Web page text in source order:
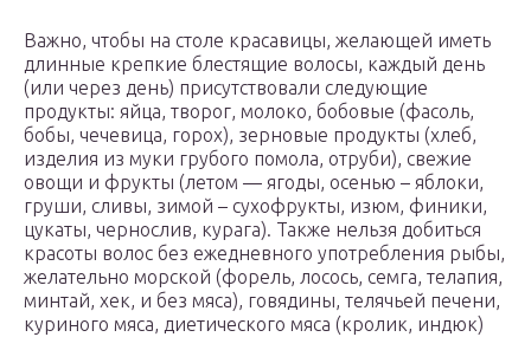
Важно, чтобы на столе красавицы, желающей иметь
длинные крепкие блестящие волосы, каждый день
(или через день) присутствовали следующие
продукты: яйца, творог, молоко, бобовые (фасоль,
бобы, чечевица, горох), зерновые продукты (хлеб,
изделия из муки грубого помола, отруби), свежие
овощи и фрукты (летом — ягоды, осенью – яблоки,
груши, сливы, зимой – сухофрукты, изюм, финики,
цукаты, чернослив, курага). Также нельзя добиться
красоты волос без ежедневного употребления рыбы,
желательно морской (форель, лосось, семга, телапия,
минтай, хек, и без мяса), говядины, телячьей печени,
куриного мяса, диетического мяса (кролик, индюк)